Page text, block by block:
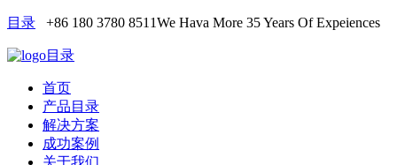
目录 +86 180 3780 8511We Hava More 35 Years Of Expeiences
目录
首页
产品目录
解决方案
成功案例
关于我们